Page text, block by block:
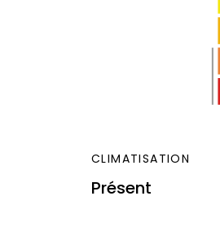
CLIMATISATION
Présent